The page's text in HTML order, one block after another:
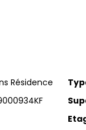
Résidence